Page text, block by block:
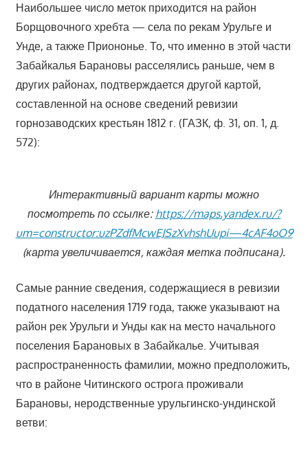
Наибольшее число меток приходится на район
Борщовочного хребта — села по рекам Урульге и
Унде, а также Приононье. То, что именно в этой части
Забайкалья Барановы расселялись раньше, чем в
других районах, подтверждается другой картой,
составленной на основе сведений ревизии
горнозаводских крестьян 1812 г. (ГАЗК, ф. 31, оп. 1, д.
572):
Интерактивный вариант карты можно
посмотреть по ссылке: https://maps.yandex.ru/?
um=constructor:uzPZdfMcwEJSzXvhshUupi—4cAF4oO9
(карта увеличивается, каждая метка подписана).
Самые ранние сведения, содержащиеся в ревизии
податного населения 1719 года, также указывают на
район рек Урульги и Унды как на место начального
поселения Барановых в Забайкалье. Учитывая
распространенность фамилии, можно предположить,
что в районе Читинского острога проживали
Барановы, неродственные урульгинско-ундинской
ветви: